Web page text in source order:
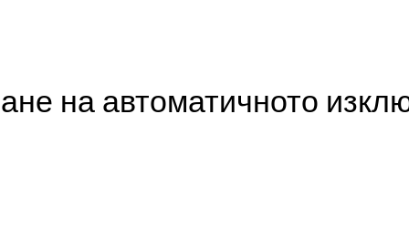
на автоматичното